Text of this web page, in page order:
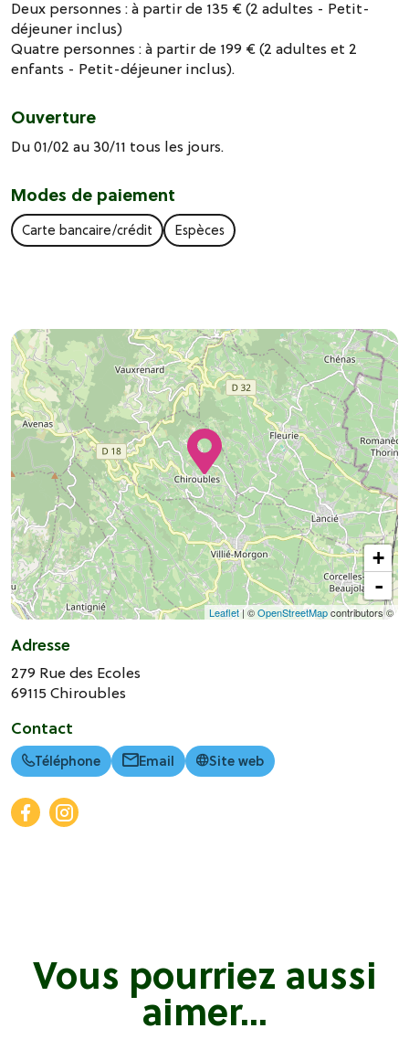
Deux personnes : à partir de 135 € (2 adultes - Petit-
déjeuner inclus)
Quatre personnes : à partir de 199 € (2 adultes et 2
enfants - Petit-déjeuner inclus).
Ouverture
Du 01/02 au 30/11 tous les jours.
Modes de paiement
Carte bancaire/crédit Espèces
+
-
Leaflet| ©OpenStreetMapcontributors ©
Adresse
279 Rue des Ecoles
69115Chiroubles
Contact
Téléphone Email Site web
Vous pourriez aussi
aimer...